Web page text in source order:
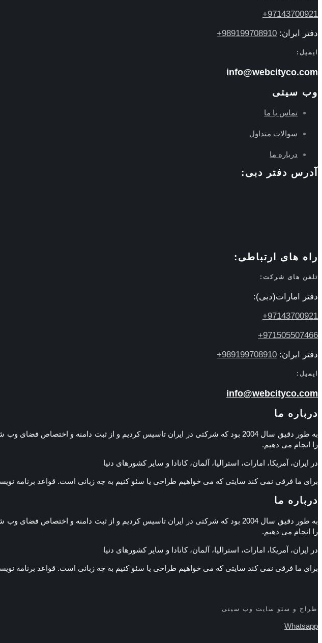
97143700921+
دفتر ایران: 989199708910+
ایمیل:
info@webcityco.com
وب سیتی
تماس با ما
سوالات متداول
درباره ما
آدرس دفتر دبی:
راه های ارتباطی:
تلفن های شرکت:
دفتر امارات(دبی):
97143700921+
971505507466+
دفتر ایران: 989199708910+
ایمیل:
info@webcityco.com
درباره ما
به طور دقیق سال 2004 بود که شرکتی در ایران تاسیس کردیم و از ثبت دامنه و
را انجام می دهیم.
در ایران، آمریکا، امارات، استرالیا، آلمان، کانادا و سایر کشورهای دنیا
برای ما فرقی نمی کند سایتی که می خواهیم طراحی یا سئو کنیم به چه زبانی است. قواعد برنامه
درباره ما
به طور دقیق سال 2004 بود که شرکتی در ایران تاسیس کردیم و از ثبت دامنه و
را انجام می دهیم.
در ایران، آمریکا، امارات، استرالیا، آلمان، کانادا و سایر کشورهای دنیا
برای ما فرقی نمی کند سایتی که می خواهیم طراحی یا سئو کنیم به چه زبانی است. قواعد برنامه
طراح و سئو سایت وب سیتی
Whatsapp